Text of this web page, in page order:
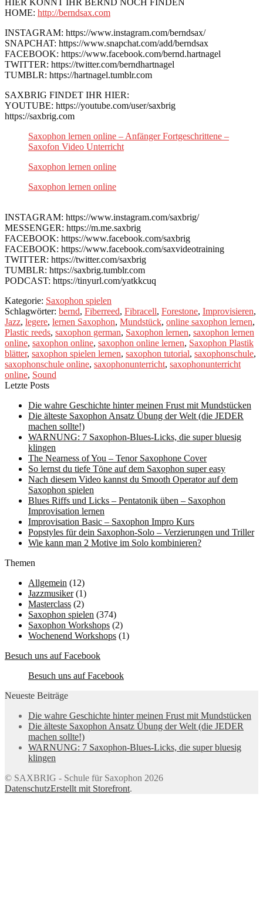
HOME: http://berndsax.com
INSTAGRAM: https://www.instagram.com/berndsax/
SNAPCHAT: https://www.snapchat.com/add/berndsax
FACEBOOK: https://www.facebook.com/bernd.hartnagel
TWITTER: https://twitter.com/berndhartnagel
TUMBLR: https://hartnagel.tumblr.com
SAXBRIG FINDET IHR HIER:
YOUTUBE: https://youtube.com/user/saxbrig
https://saxbrig.com
Saxophon lernen online – Anfänger Fortgeschrittene –
Saxofon Video Unterricht
Saxophon lernen online
Saxophon lernen online
INSTAGRAM: https://www.instagram.com/saxbrig/
MESSENGER: https://m.me.saxbrig
FACEBOOK: https://www.facebook.com/saxbrig
FACEBOOK: https://www.facebook.com/saxvideotraining
TWITTER: https://twitter.com/saxbrig
TUMBLR: https://saxbrig.tumblr.com
PODCAST: https://tinyurl.com/yatkkcuq
Kategorie: Saxophon spielen
Schlagwörter: bernd, Fiberreed, Fibracell, Forestone, Improvisieren,
Jazz, legere, lernen Saxophon, Mundstück, online saxophon lernen,
Plastic reeds, saxophon german, Saxophon lernen, saxophon lernen
online, saxophon online, saxophon online lernen, Saxophon Plastik
blätter, saxophon spielen lernen, saxophon tutorial, saxophonschule,
saxophonschule online, saxophonunterricht, saxophonunterricht
online, Sound
Letzte Posts
Die wahre Geschichte hinter meinen Frust mit Mundstücken
Die älteste Saxophon Ansatz Übung der Welt (die JEDER
machen sollte!)
WARNUNG: 7 Saxophon-Blues-Licks, die super bluesig
klingen
The Nearness of You – Tenor Saxophone Cover
So lernst du tiefe Töne auf dem Saxophon super easy
Nach diesem Video kannst du Smooth Operator auf dem
Saxophon spielen
Blues Riffs und Licks – Pentatonik üben – Saxophon
Improvisation lernen
Improvisation Basic – Saxophon Impro Kurs
Popstyles für dein Saxophon-Solo – Verzierungen und Triller
Wie kann man 2 Motive im Solo kombinieren?
Themen
Allgemein (12)
Jazzmusiker(1)
Masterclass (2)
Saxophon spielen (374)
Saxophon Workshops (2)
Wochenend Workshops (1)
Besuch uns auf Facebook
Besuch uns auf Facebook
Neueste Beiträge
Die wahre Geschichte hinter meinen Frust mit Mundstücken
Die älteste Saxophon Ansatz Übung der Welt (die JEDER
machen sollte!)
WARNUNG: 7 Saxophon-Blues-Licks, die super bluesig
klingen
© SAXBRIG - Schule für Saxophon 2026
DatenschutzErstellt mit Storefront.